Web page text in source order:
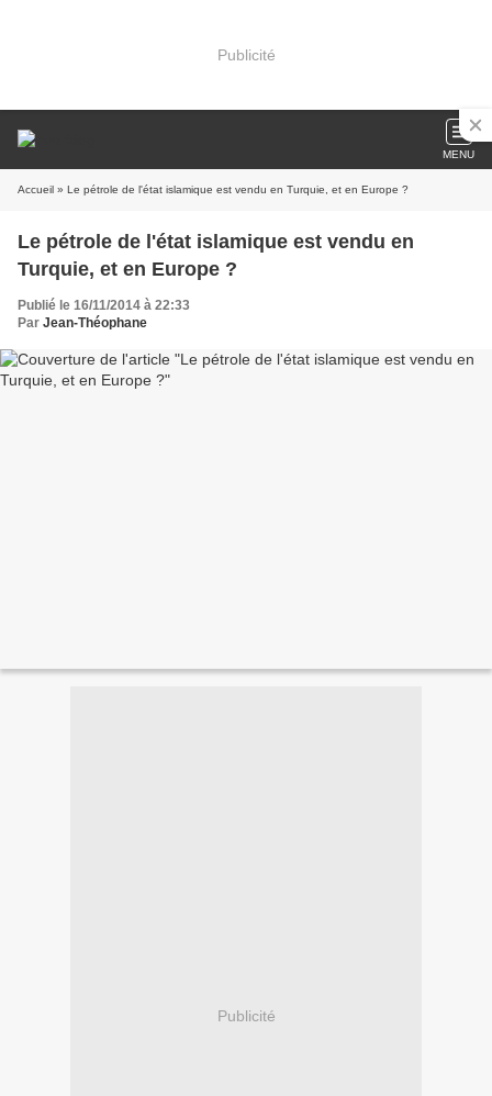
Publicité
MENU
Accueil » Le pétrole de l'état islamique est vendu en Turquie, et en Europe ?
Le pétrole de l'état islamique est vendu en
Turquie, et en Europe ?
Publié le 16/11/2014 à 22:33
Par Jean-Théophane
Publicité